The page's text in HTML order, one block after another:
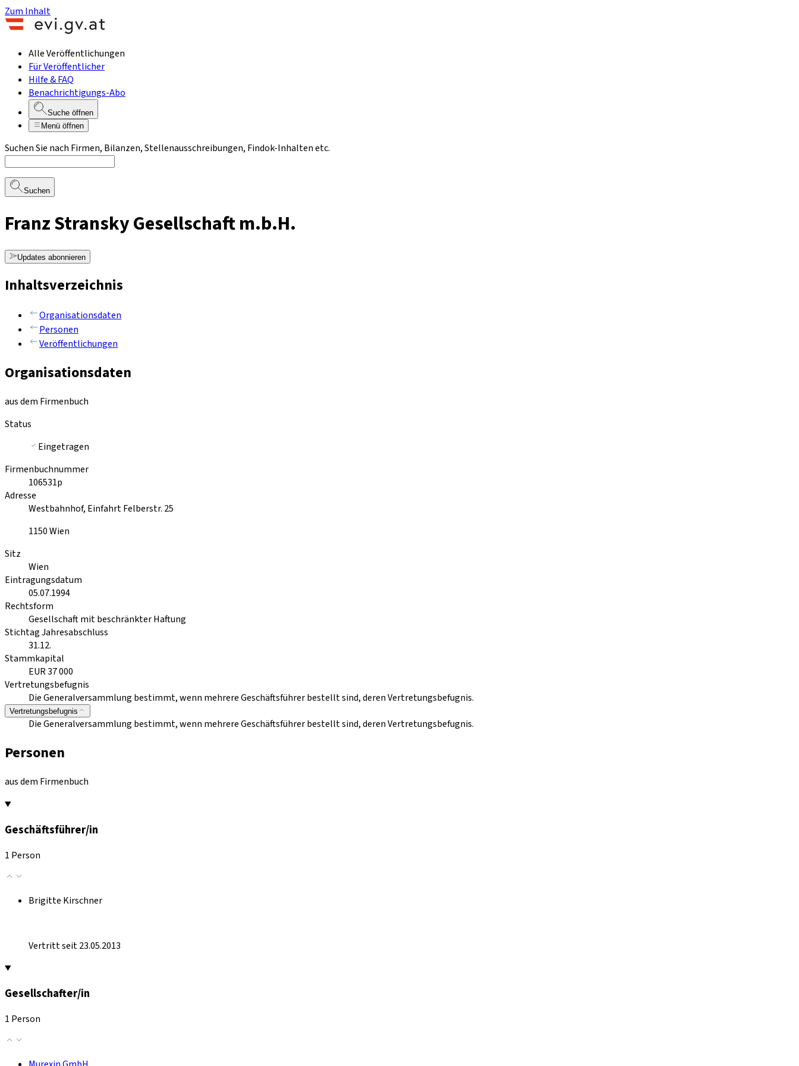
Zum Inhalt
Alle Veröffentlichungen
Für Veröffentlicher
Hilfe & FAQ
Benachrichtigungs-Abo
Suche öffnen
Menü öffnen
Suchen Sie nach Firmen, Bilanzen, Stellenausschreibungen, Findok-Inhalten etc.
Suchen
Franz Stransky Gesellschaft m.b.H.
Updates abonnieren
Inhaltsverzeichnis
Organisationsdaten
Personen
Veröffentlichungen
Organisationsdaten
aus dem Firmenbuch
Status
Eingetragen
Firmenbuchnummer
106531p
Adresse
Westbahnhof, Einfahrt Felberstr. 25
1150Wien
Sitz
Wien
Eintragungsdatum
05.07.1994
Rechtsform
Gesellschaft mit beschränkter Haftung
Stichtag Jahresabschluss
31.12.
Stammkapital
EUR 37 000
Vertretungsbefugnis
Die Generalversammlung bestimmt, wenn mehrere Geschäftsführer bestellt sind, deren Vertretungsbefugnis.
Vertretungsbefugnis
Die Generalversammlung bestimmt, wenn mehrere Geschäftsführer bestellt sind, deren Vertretungsbefugnis.
Personen
aus dem Firmenbuch
Geschäftsführer/in
1 Person
Brigitte Kirschner
Vertritt seit 23.05.2013
Gesellschafter/in
1 Person